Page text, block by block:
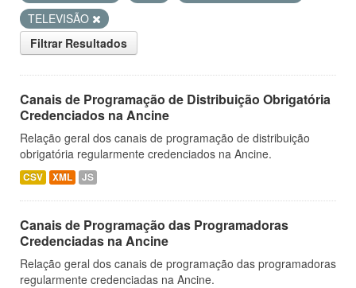
TELEVISÃO
Filtrar Resultados
Canais de Programação de Distribuição Obrigatória
Credenciados na Ancine
Relação geral dos canais de programação de distribuição
obrigatória regularmente credenciados na Ancine.
CSV XML JS
Canais de Programação das Programadoras
Credenciadas na Ancine
Relação geral dos canais de programação das programadoras
regularmente credenciadas na Ancine.